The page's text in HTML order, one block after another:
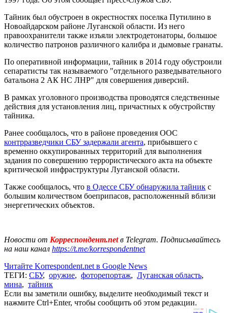
Тайник был обустроен в окрестностях поселка Путилино в
Новоайдарском районе Луганской области. Из него
правоохранители также изъяли электродетонаторы, большое
количество патронов различного калибра и дымовые гранаты.
По оперативной информации, тайник в 2014 году обустроили
сепаратисты так называемого "отдельного разведывательного
батальона 2 АК НС ЛНР" для совершения диверсий.
В рамках уголовного производства проводятся следственные
действия для установления лиц, причастных к обустройству
тайника.
Ранее сообщалось, что в районе проведения ООС
контрразведчики СБУ задержали агента, прибывшего с
временно оккупированных территорий для выполнения
задания по совершению террористического акта на объекте
критической инфраструктуры Луганской области.
Также сообщалось, что в Одессе СБУ обнаружила тайник с
большим количеством боеприпасов, расположенный вблизи
энергетических объектов.
Новости от Корреспондент.netв Telegram. Подписывайтесь
на наш канал https://t.me/korrespondentnet
Читайте Korrespondent.net в Google News
ТЕГИ: СБУ, оружие, фоторепортаж, Луганская область,
мина, тайник
Если вы заметили ошибку, выделите необходимый текст и
нажмите Ctrl+Enter, чтобы сообщить об этом редакции.